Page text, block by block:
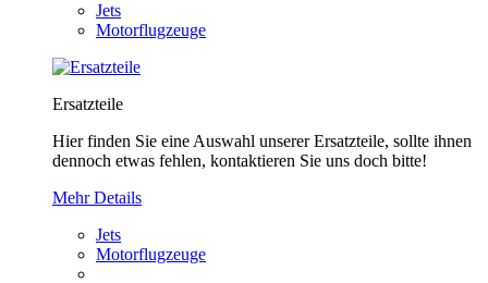
Jets
Motorflugzeuge
Ersatzteile
Hier finden Sie eine Auswahl unserer Ersatzteile, sollte ihnen
dennoch etwas fehlen, kontaktieren Sie uns doch bitte!
Mehr Details
Jets
Motorflugzeuge